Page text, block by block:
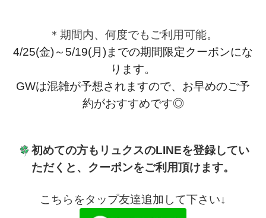
＊期間内、何度でもご利用可能。
4/25(金)～5/19(月)までの期間限定クーポンにな
ります。
GWは混雑が予想されますので、 お早めのご予
約がおすすめです◎
初めての方もリュクスのLINEを登録してい
ただくと、クーポンをご利用頂けます。
こちらをタップ友達追加して下さい↓